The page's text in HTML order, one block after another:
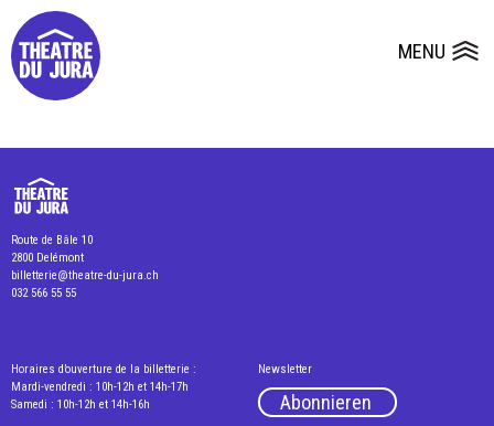
MENU
Presse Dépôts de dossiers
Route de Bâle 10
2800 Delémont
billetterie@theatre-du-jura.ch
032 566 55 55
Horaires d’ouverture de la billetterie :
Mardi-vendredi : 10h-12h et 14h-17h
Samedi : 10h-12h et 14h-16h
Newsletter
Abonnieren